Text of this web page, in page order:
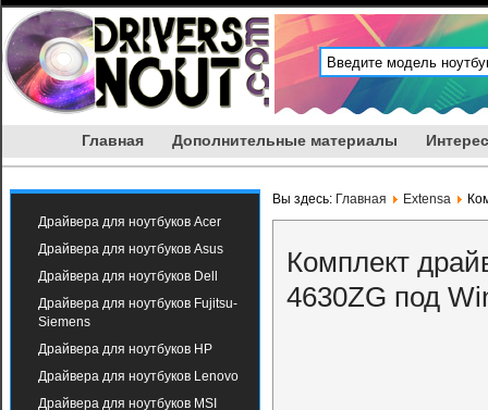
Главная Дополнительные материалы
Драйвера для ноутбуков Acer
Драйвера для ноутбуков Asus
Драйвера для ноутбуков Dell
Драйвера для ноутбуков Fujitsu-
Siemens
Драйвера для ноутбуков HP
Драйвера для ноутбуков Lenovo
Драйвера для ноутбуков MSI
Вы здесь: Главная Extensa
Комплект
4630ZG под